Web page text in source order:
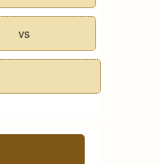
vs